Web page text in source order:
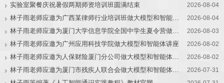
实验室聚餐庆祝暑假两期师资培训班圆满结束 2026-08-04
2026-08-04
2026-08-03
林子雨老师应邀为广州应用科技学院做大模型和智能体讲座 2026-08-02
2026-08-02
2026-07-31